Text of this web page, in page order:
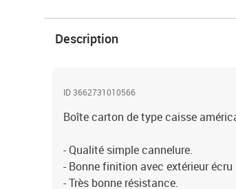
Description
ID 3662731010566
Boîte carton de type caisse
- Qualité simple cannelure.
- Bonne finition avec extérieur écru
- Très bonne résistance.